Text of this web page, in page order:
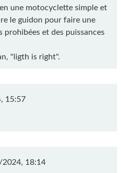
une motocyclette simple et
le guidon pour faire une
prohibées et des puissances
"ligth is right".
15:57
18:14